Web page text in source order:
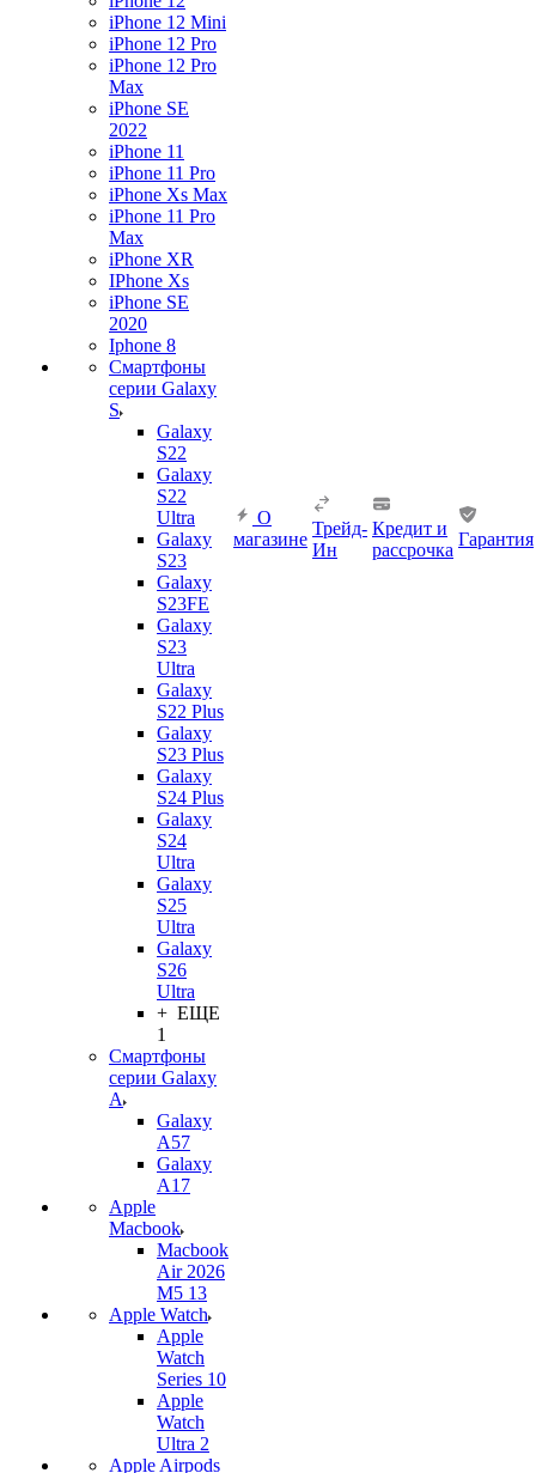
iPhone 12 Mini
iPhone 12 Pro
iPhone 12 Pro
Max
iPhone SE
2022
iPhone 11
iPhone 11 Pro
iPhone Xs Max
iPhone 11 Pro
Max
iPhone XR
IPhone Xs
iPhone SE
2020
Iphone 8
Смартфоны
серии Galaxy
S
Galaxy
S22
Galaxy
S22
Ultra
Galaxy
S23
Galaxy
S23FE
Galaxy
S23
Ultra
Galaxy
S22 Plus
Galaxy
S23 Plus
Galaxy
S24 Plus
Galaxy
S24
Ultra
Galaxy
S25
Ultra
Galaxy
S26
Ultra
+ ЕЩЕ
1
Смартфоны
серии Galaxy
A
Galaxy
A57
Galaxy
A17
Apple
Macbook
Macbook
Air 2026
M5 13
Apple Watch
Apple
Watch
Series 10
Apple
Watch
Ultra 2
Apple Airpods
О
магазине
Трейд-
Ин
Кредит и
рассрочка
Гарантия